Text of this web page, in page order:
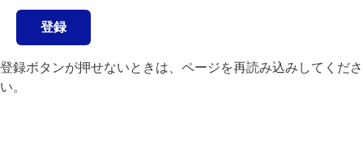
登録
登録ボタンが押せないときは、ページを再読み込みしてくださ
い。